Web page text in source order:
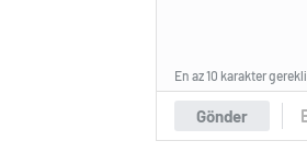
Gönder
En az 10 karakter gerekli